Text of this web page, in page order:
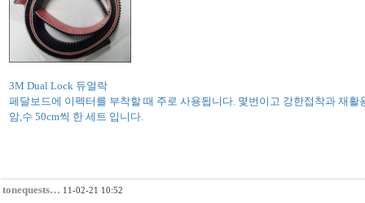
3M Dual Lock 듀얼락
페달보드에 이펙터를 부착할 때 주로 사용됩니다. 몇번이고 강한접착과 재활
암,수 50cm씩 한 세트 입니다.
tonequests… 11-02-21 10:52